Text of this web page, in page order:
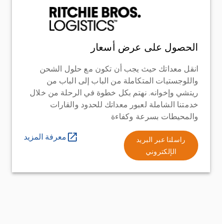
الحصول على عرض أسعار
انقل معداتك حيث يجب أن تكون مع حلول الشحن
واللوجستيات المتكاملة من الباب إلى الباب من
ريتشي وإخوانه. نهتم بكل خطوة في الرحلة من خلال
خدمتنا الشاملة لعبور معداتك للحدود والقارات
والمحيطات بسرعة وكفاءة
راسلنا عبر البريد
الإلكتروني
معرفة المزيد